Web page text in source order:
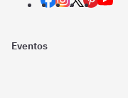
Eventos